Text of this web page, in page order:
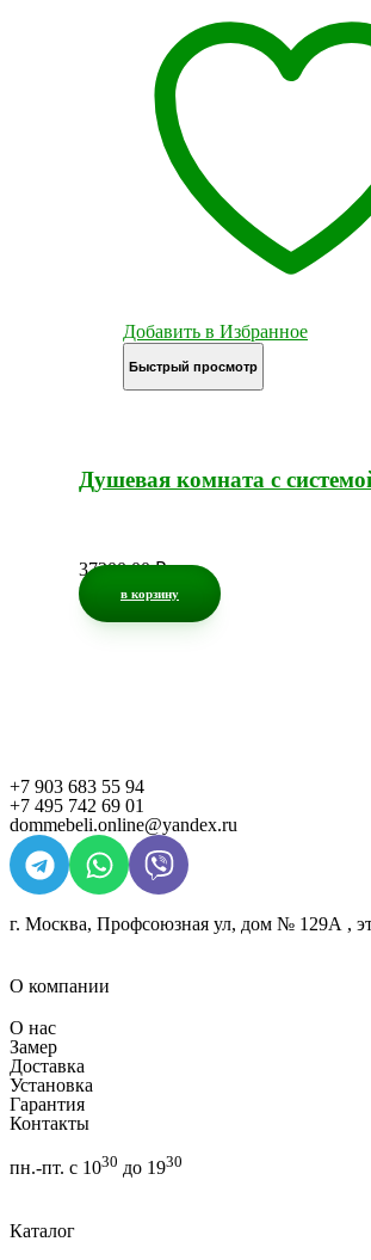
Добавить в Избранное
Быстрый просмотр
Душевая комната с
37200,00₽
в корзину
+7 903 683 55 94
+7 495 742 69 01
dommebeli.online@yandex.ru
г. Москва, Профсоюзная ул, дом № 129А ,
О компании
О нас
Замер
Доставка
Установка
Гарантия
Контакты
пн.-пт. с 1030 до 1930
Каталог